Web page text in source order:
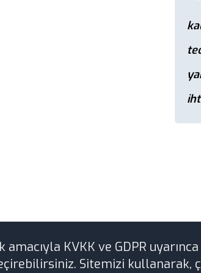
KVKK ve GDPR
Sitemizi kullanarak,